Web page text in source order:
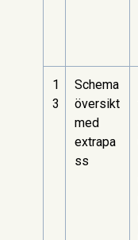
1
3
Schema
översikt
med
extrapa
ss